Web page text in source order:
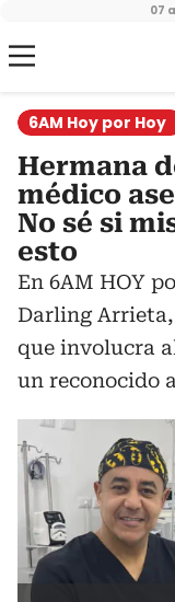
07
6AM Hoy por Hoy
Hermana
médico
No sé si
esto
En 6AM HOY
Darling
que involucra
un reconocido